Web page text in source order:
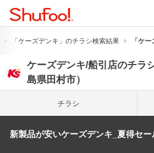
「ケーズデンキ」のチラシ検索結果 「ケ
ケーズデンキ/船引店のチラ
島県田村市）
チラシ
新製品が安いケーズデンキ_夏得セー